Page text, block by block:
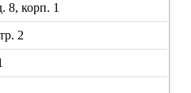
8, корп. 1
2